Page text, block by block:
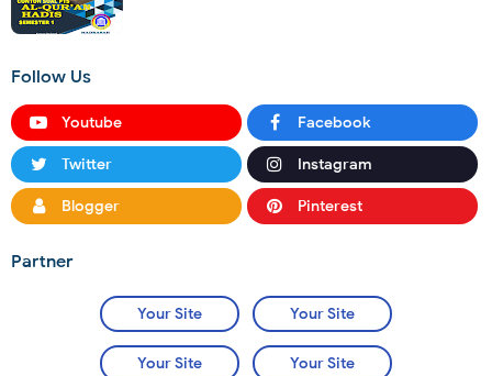
Follow Us
Youtube Facebook
Twitter Instagram
Blogger Pinterest
Partner
Your Site Your Site
Your Site Your Site